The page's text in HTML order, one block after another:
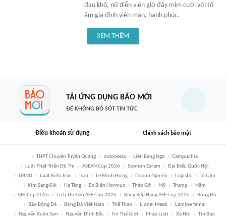
đau khổ, nữ diễn viên giờ đây mỉm cười với tổ
ấm gia đình viên mãn, hạnh phúc.
XEM THÊM
TẢI ỨNG DỤNG BÁO MỚI
ĐỂ KHÔNG BỎ SÓT TIN TỨC
Điều khoản sử dụng Chính sách bảo mật
THPT Chuyên Tuyên Quang Indonesia Liên Bang Nga
Campuchia
Luật Phát Triển Đô Thị
ASEAN Cup 2026 Sophon Zaram
Đại Biểu Quốc Hội
UBND
Luật Kiến Trúc Iran Lê Minh Hưng Doanh Nghiệp Logistic
Tô Lâm
Kim Sang-Sik
Hạ Tầng Eo Biển Hormuz Tháo Gỡ Mỹ Trump
Năm
AFF Cup 2026
Lịch Thi Đấu AFF Cup 2026 Bảng Xếp Hạng AFF Cup 2026
Bóng Đá
Báo Bóng Đá
Bóng Đá Việt Nam Thể Thao Lionel Messi
Lamine Yamal
Nguyễn Xuân Son
Nguyễn Đình Bắc Tin Thế Giới Pháp Luật Xã Hội Tin Bão